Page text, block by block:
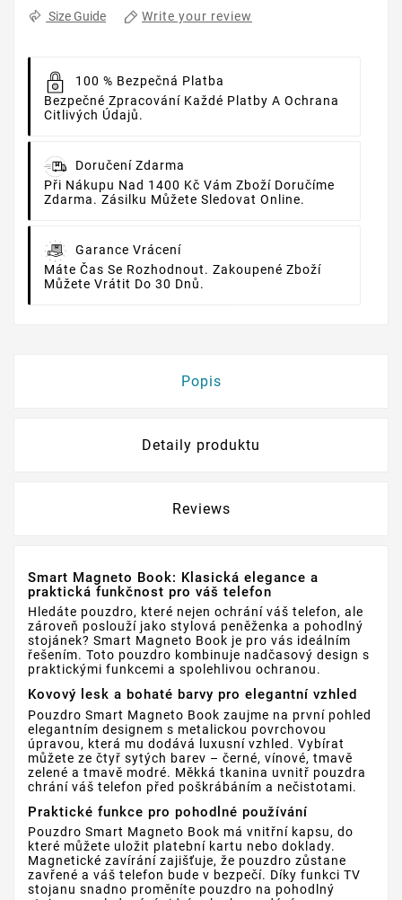
Size Guide Write your review
100 % Bezpečná Platba
Bezpečné Zpracování Každé Platby A Ochrana
Citlivých Údajů.
Doručení Zdarma
Při Nákupu Nad 1400 Kč Vám Zboží Doručíme
Zdarma. Zásilku Můžete Sledovat Online.
Garance Vrácení
Máte Čas Se Rozhodnout. Zakoupené Zboží
Můžete Vrátit Do 30 Dnů.
Popis
Detaily produktu
Reviews
Smart Magneto Book: Klasická elegance a
praktická funkčnost pro váš telefon
Hledáte pouzdro, které nejen ochrání váš telefon, ale
zároveň poslouží jako stylová peněženka a pohodlný
stojánek? Smart Magneto Book je pro vás ideálním
řešením. Toto pouzdro kombinuje nadčasový design s
praktickými funkcemi a spolehlivou ochranou.
Kovový lesk a bohaté barvy pro elegantní vzhled
Pouzdro Smart Magneto Book zaujme na první pohled
elegantním designem s metalickou povrchovou
úpravou, která mu dodává luxusní vzhled. Vybírat
můžete ze čtyř sytých barev – černé, vínové, tmavě
zelené a tmavě modré. Měkká tkanina uvnitř pouzdra
chrání váš telefon před poškrábáním a nečistotami.
Praktické funkce pro pohodlné používání
Pouzdro Smart Magneto Book má vnitřní kapsu, do
které můžete uložit platební kartu nebo doklady.
Magnetické zavírání zajišťuje, že pouzdro zůstane
zavřené a váš telefon bude v bezpečí. Díky funkci TV
stojanu snadno proměníte pouzdro na pohodlný